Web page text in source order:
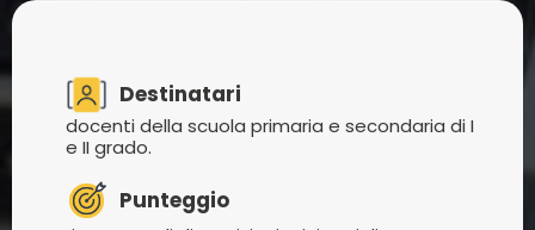
Destinatari
docenti della scuola primaria e secondaria di I
e II grado.
Punteggio